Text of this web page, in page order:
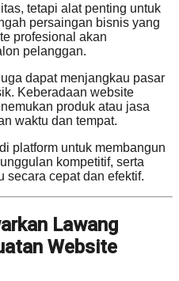
tetapi alat penting untuk
persaingan bisnis yang
profesional akan
pelanggan.
dapat menjangkau pasar
Keberadaan website
produk atau jasa
waktu dan tempat.
platform untuk membangun
kompetitif, serta
secara cepat dan efektif.
Lawang
Website